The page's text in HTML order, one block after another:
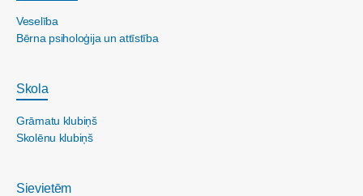
Veselība
Bērna psiholoģija un attīstība
Skola
Grāmatu klubiņš
Skolēnu klubiņš
Sievietēm